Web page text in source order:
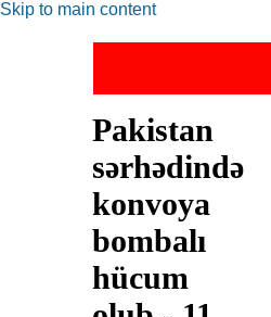
Skip to main content
Pakistan
sərhədində
konvoya
bombalı
hücum